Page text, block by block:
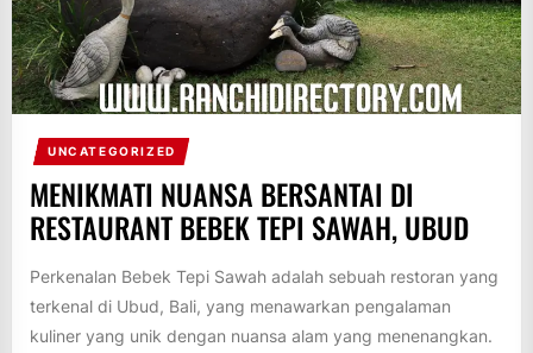
UNCATEGORIZED
MENIKMATI NUANSA BERSANTAI DI
RESTAURANT BEBEK TEPI SAWAH, UBUD
Perkenalan Bebek Tepi Sawah adalah sebuah restoran yang
terkenal di Ubud, Bali, yang menawarkan pengalaman
kuliner yang unik dengan nuansa alam yang menenangkan.